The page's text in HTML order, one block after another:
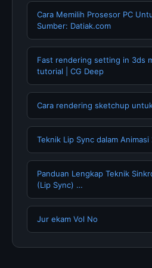
Cara Memilih Prosesor PC
Sumber: Datiak.com
Fast rendering setting in 3ds
tutorial | CG Deep
Cara rendering sketchup
Teknik Lip Sync dalam Animasi
Panduan Lengkap Teknik
(Lip Sync) …
Jur ekam Vol No